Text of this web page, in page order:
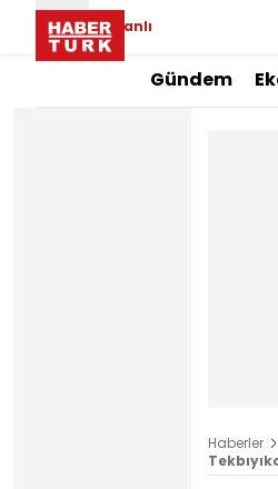
Canlı
Gündem
Haberler